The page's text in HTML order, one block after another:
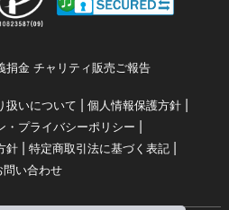
捐金 チャリティ販売ご報告
扱いについて | 個人情報保護方針|
・プライバシーポリシー |
針 | 特定商取引法に基づく表記 |
問い合わせ